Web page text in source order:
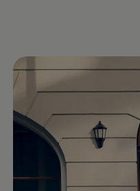
Zubehör
Schutz und
Wallbox
Digitale Extras
Dienste für